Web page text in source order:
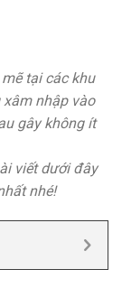
tại các khu
nhập vào
gây không ít
viết dưới đây
nhé!